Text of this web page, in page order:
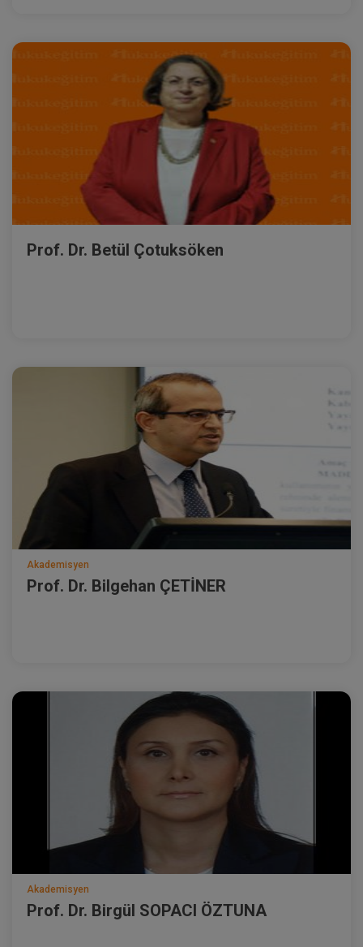
Prof. Dr. Betül Çotuksöken
Akademisyen
Prof. Dr. Bilgehan ÇETİNER
Akademisyen
Prof. Dr. Birgül SOPACI ÖZTUNA